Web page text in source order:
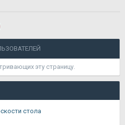
эту страницу.
стола